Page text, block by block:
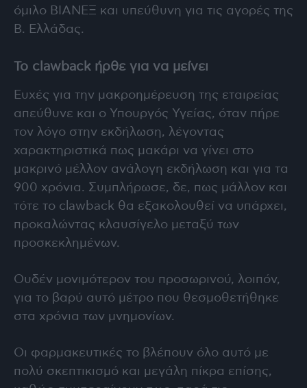
όμιλο ΒΙΑΝΕΞ και υπεύθυνη για τις αγορές της
Β. Ελλάδας.
Το clawback ήρθε για να μείνει
Ευχές για την μακροημέρευση της εταιρείας
απεύθυνε και ο Υπουργός Υγείας, όταν πήρε
τον λόγο στην εκδήλωση, λέγοντας
χαρακτηριστικά πως μακάρι να γίνει στο
μακρινό μέλλον ανάλογη εκδήλωση και για τα
900 χρόνια. Συμπλήρωσε, δε, πως μάλλον και
τότε το clawback θα εξακολουθεί να υπάρχει,
προκαλώντας κλαυσίγελο μεταξύ των
προσκεκλημένων.
Ουδέν μονιμότερον του προσωρινού, λοιπόν,
για το βαρύ αυτό μέτρο που θεσμοθετήθηκε
στα χρόνια των μνημονίων.
Οι φαρμακευτικές το βλέπουν όλο αυτό με
πολύ σκεπτικισμό και μεγάλη πίκρα επίσης,